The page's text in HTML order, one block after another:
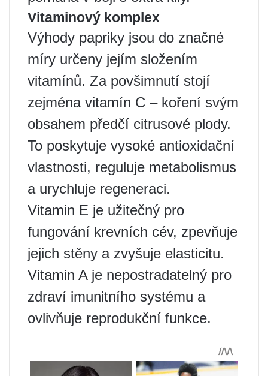
Vitaminový komplex
Výhody papriky jsou do značné
míry určeny jejím složením
vitamínů. Za povšimnutí stojí
zejména vitamín C – koření svým
obsahem předčí citrusové plody.
To poskytuje vysoké antioxidační
vlastnosti, reguluje metabolismus
a urychluje regeneraci.
Vitamin E je užitečný pro
fungování krevních cév, zpevňuje
jejich stěny a zvyšuje elasticitu.
Vitamin A je nepostradatelný pro
zdraví imunitního systému a
ovlivňuje reprodukční funkce.